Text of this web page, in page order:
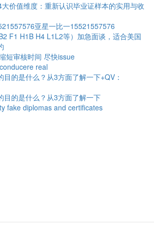
价值维度：重新认识毕业证样本的实用与收
亚星一比一15521557576
F1 H1B H4 L1L2等）加急面谈，适合美国
短审核时间 尽快issue
real
目的是什么？从3方面了解一下+QV：
目的是什么？从3方面了解一下
fake diplomas and certificates